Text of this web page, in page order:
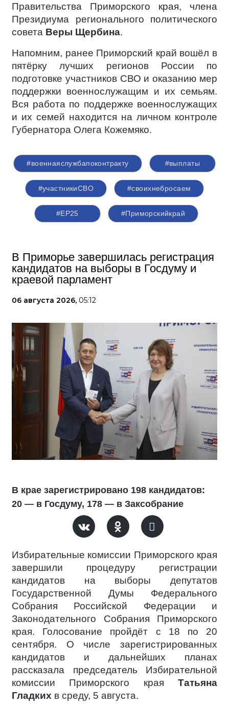
Правительства Приморского края, члена
Президиума регионального политического
совета Веры Щербина.
Напомним, ранее Приморский край вошёл в
пятёрку лучших регионов России по
подготовке участников СВО и оказанию мер
поддержки военнослужащим и их семьям.
Вся работа по поддержке военнослужащих
и их семей находится на личном контроле
Губернатора Олега Кожемяко.
#военнаяслужбапоконтракту #выплаты
#участникиСВО #своихнебросаем
#ЕР25 #Приморскийкрай
В Приморье завершилась регистрация
кандидатов на выборы в Госдуму и
краевой парламент
06 августа 2026, 05:12
В крае зарегистрировано 198 кандидатов:
20 — в Госдуму, 178 — в Заксобрание
Избирательные комиссии Приморского края
завершили процедуру регистрации
кандидатов на выборы депутатов
Государственной Думы Федерального
Собрания Российской Федерации и
Законодательного Собрания Приморского
края. Голосование пройдёт с 18 по 20
сентября. О числе зарегистрированных
кандидатов и дальнейших планах
рассказала председатель Избирательной
комиссии Приморского края Татьяна
Гладких в среду, 5 августа.